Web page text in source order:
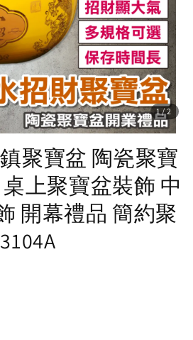
1/2
聚寶盆 陶瓷聚寶
上聚寶盆裝飾 中
開幕禮品 簡約聚